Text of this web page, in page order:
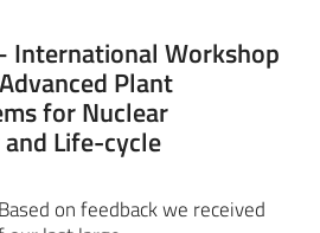
International Workshop
Plant
for Nuclear
Life-cycle
on feedback we received